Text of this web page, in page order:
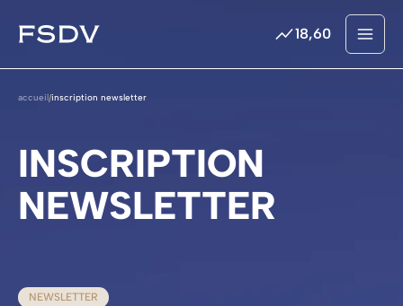
au
18,60
Cotation Menu
accueil/inscription newsletter
INSCRIPTION
NEWSLETTER
NEWSLETTER